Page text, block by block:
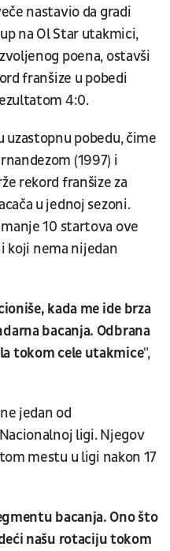
nastavio da gradi
na Ol Star utakmici,
poena, ostavši
franšize u pobedi
4:0.
uzastopnu pobedu, čime
(1997) i
rekord franšize za
u jednoj sezoni.
10 startova ove
koji nema nijedan
kada me ide brza
bacanja. Odbrana
tokom cele utakmice",
jedan od
ligi. Njegov
mestu u ligi nakon 17
bacanja. Ono što
našu rotaciju tokom